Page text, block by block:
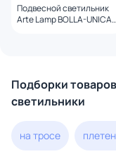
Подвесной светильник
Arte Lamp BOLLA-UNICA
Подборки
светильники
на тросе